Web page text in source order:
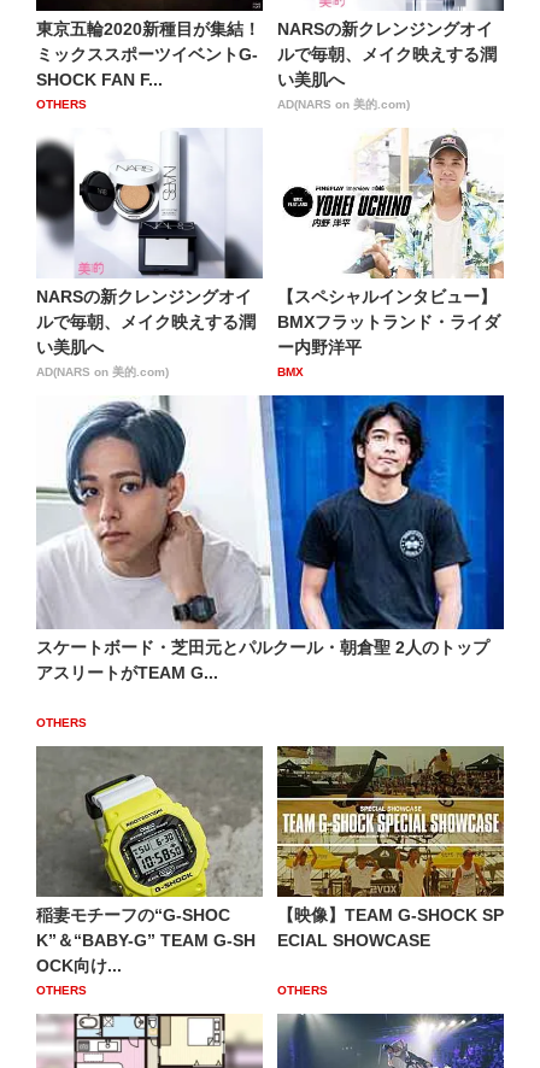
東京五輪2020新種目が集結！
ミックススポーツイベントG-
SHOCK FAN F...
OTHERS
NARSの新クレンジングオイ
ルで毎朝、メイク映えする潤
い美肌へ
AD(NARS on 美的.com)
NARSの新クレンジングオイ
ルで毎朝、メイク映えする潤
い美肌へ
AD(NARS on 美的.com)
【スペシャルインタビュー】
BMXフラットランド・ライダ
ー内野洋平
BMX
スケートボード・芝田元とパルクール・朝倉聖 2人のトップ
アスリートがTEAM G...
OTHERS
稲妻モチーフの“G-SHOC
K”＆“BABY-G” TEAM G-SH
OCK向け...
OTHERS
【映像】TEAM G-SHOCK SP
ECIAL SHOWCASE
OTHERS